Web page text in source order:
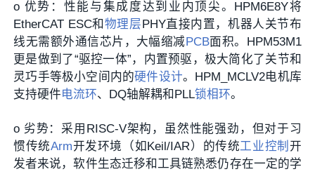
o 优势 ： 性能与集成度达到业内顶尖。HPM6E8Y将
EtherCAT ESC和 物理层 PHY直接内置，机器人关节布
线无需额外通信芯片，大幅缩减 PCB面积。HPM53M1
更是做到了“驱控一体”，内置预驱，极大简化了关节和
灵巧手等极小空间内的硬件设计。HPM_MCLV2电机库
支持硬件电流环、DQ轴解耦和PLL锁相环。
o 劣势 ：采用RISC-V架构，虽然性能强劲，但对于习
惯传统Arm开发环境（如Keil/IAR）的传统工业控制 开
发者来说，软件生态迁移和工具链熟悉仍存在一定的学